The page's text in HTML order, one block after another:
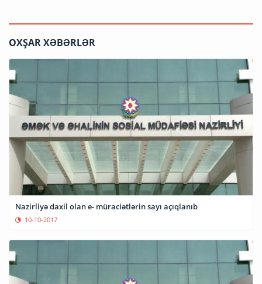
OXŞAR XƏBƏRLƏR
Nazirliyə daxil olan e- müraciətlərin sayı açıqlanıb
10-10-2017